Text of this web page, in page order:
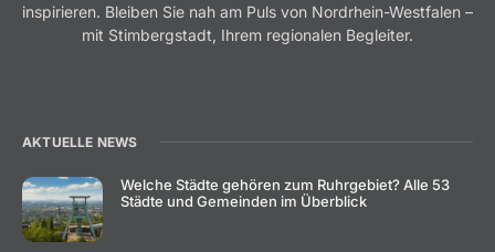
inspirieren. Bleiben Sie nah am Puls von Nordrhein-Westfalen –
mit Stimbergstadt, Ihrem regionalen Begleiter.
AKTUELLE NEWS
Welche Städte gehören zum Ruhrgebiet? Alle 53
Städte und Gemeinden im Überblick